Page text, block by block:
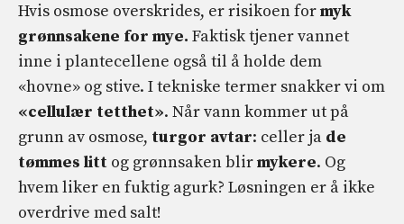
Hvis osmose overskrides, er risikoen formyk
grønnsakene for mye. Faktisk tjener vannet
inne i plantecellene også til å holde dem
«hovne» og stive. I tekniske termer snakker vi om
«cellulær tetthet». Når vann kommer ut på
grunn av osmose, turgor avtar: celler ja de
tømmes litt og grønnsaken blirmykere. Og
hvem liker en fuktig agurk? Løsningen er å ikke
overdrive med salt!